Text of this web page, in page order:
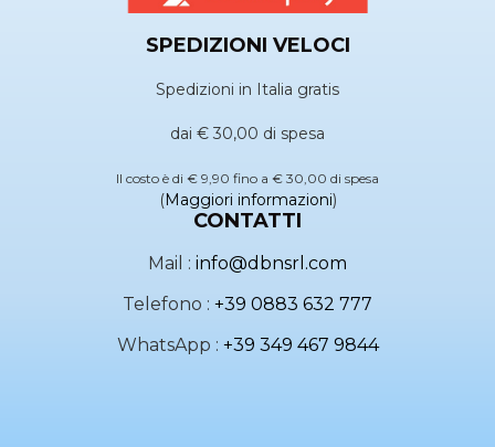
SPEDIZIONI VELOCI
Spedizioni in Italia gratis
dai € 30,00 di spesa
Il costo è di € 9,90 fino a € 30,00 di spesa
(Maggiori informazioni)
CONTATTI
Mail : info@dbnsrl.com
Telefono : +39 0883 632 777
WhatsApp : +39 349 467 9844